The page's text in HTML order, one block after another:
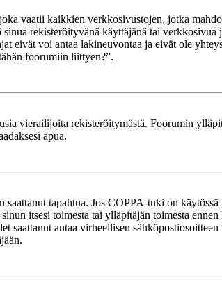
vaatii kaikkien verkkosivustojen, jotka
rekisteröityvänä käyttäjänä tai
eivät voi antaa lakineuvontaa ja eivät ole
foorumiin liittyen?”.
vierailijoita rekisteröitymästä. Foorumin
apua.
tapahtua. Jos COPPA-tuki on
itsesi toimesta tai ylläpitäjän toimesta
saattanut antaa virheellisen